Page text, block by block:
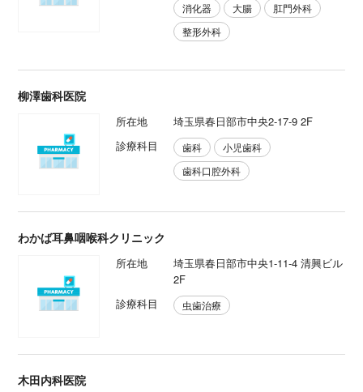
消化器
大腸
肛門外科
整形外科
柳澤歯科医院
所在地
埼玉県春日部市中央2-17-9 2F
診療科目
歯科
小児歯科
歯科口腔外科
わかば耳鼻咽喉科クリニック
所在地
埼玉県春日部市中央1-11-4 清興ビル
2F
診療科目
虫歯治療
木田内科医院